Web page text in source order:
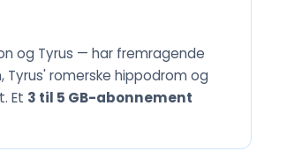
og Tyrus — har fremragende
Tyrus' romerske hippodrom og
Et 3 til 5 GB-abonnement